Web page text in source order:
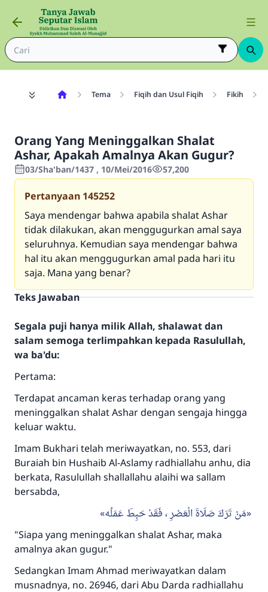
Tema Fiqih dan Usul Fiqih Fikih
Orang Yang Meninggalkan Shalat
Ashar, Apakah Amalnya Akan Gugur?
03/Sha'ban/1437 , 10/Mei/2016 57,200
Pertanyaan 145252
Saya mendengar bahwa apabila shalat Ashar
tidak dilakukan, akan menggugurkan amal saya
seluruhnya. Kemudian saya mendengar bahwa
hal itu akan menggugurkan amal pada hari itu
saja. Mana yang benar?
Teks Jawaban
Segala puji hanya milik Allah, shalawat dan
salam semoga terlimpahkan kepada Rasulullah,
wa ba'du:
Pertama:
Terdapat ancaman keras terhadap orang yang
meninggalkan shalat Ashar dengan sengaja hingga
keluar waktu.
Imam Bukhari telah meriwayatkan, no. 553, dari
Buraiah bin Hushaib Al-Aslamy radhiallahu anhu, dia
berkata, Rasulullah shallallahu alaihi wa sallam
bersabda,
مَنْ تَرَكَ صَلَاةَ الْعَصْرِ ، فَقَدْ حَبِطَ عَمَلُه
"Siapa yang meninggalkan shalat Ashar, maka
amalnya akan gugur."
Sedangkan Imam Ahmad meriwayatkan dalam
musnadnya, no. 26946, dari Abu Darda radhiallahu